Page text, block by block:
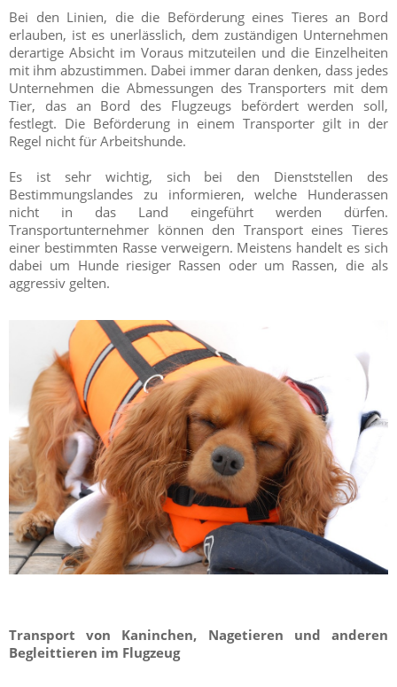
Bei den Linien, die die Beförderung eines Tieres an Bord
erlauben, ist es unerlässlich, dem zuständigen Unternehmen
derartige Absicht im Voraus mitzuteilen und die Einzelheiten
mit ihm abzustimmen. Dabei immer daran denken, dass jedes
Unternehmen die Abmessungen des Transporters mit dem
Tier, das an Bord des Flugzeugs befördert werden soll,
festlegt. Die Beförderung in einem Transporter gilt in der
Regel nicht für Arbeitshunde.
Es ist sehr wichtig, sich bei den Dienststellen des
Bestimmungslandes zu informieren, welche Hunderassen
nicht in das Land eingeführt werden dürfen.
Transportunternehmer können den Transport eines Tieres
einer bestimmten Rasse verweigern. Meistens handelt es sich
dabei um Hunde riesiger Rassen oder um Rassen, die als
aggressiv gelten.
Transport von Kaninchen, Nagetieren und anderen
Begleittieren im Flugzeug